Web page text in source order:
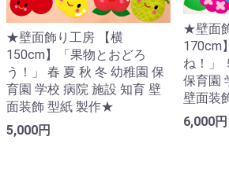
★壁面飾り工房 【横
150cm】「果物とおどろ
う！」 春 夏 秋 冬 幼稚園 保
育園 学校 病院 施設 知育 壁
面装飾 型紙 製作★
5,000円
★壁面
170cm
ね！」
保育園
壁面装
6,000円